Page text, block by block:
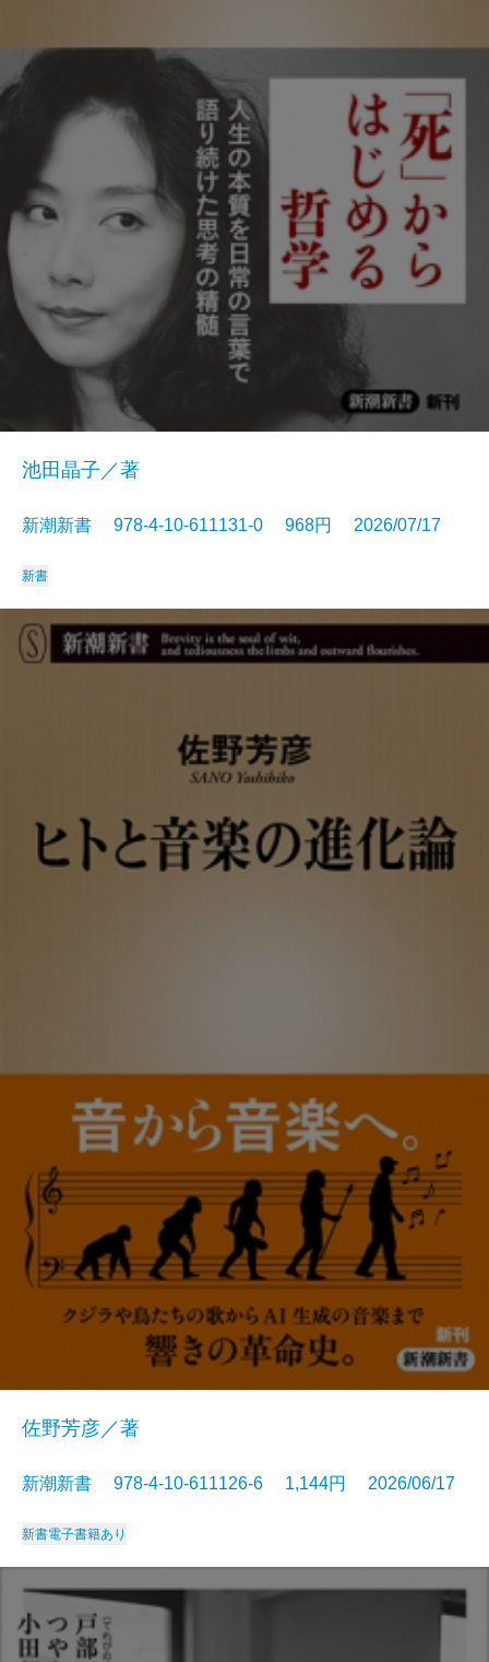
池田晶子／著
新潮新書 978-4-10-611131-0 968円 2026/07/17
新書
佐野芳彦／著
新潮新書 978-4-10-611126-6 1,144円 2026/06/17
新書電子書籍あり